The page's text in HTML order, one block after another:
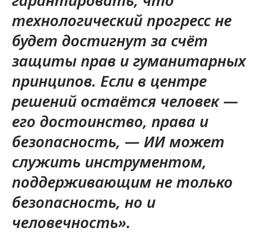
технологический прогресс не
будет достигнут за счёт
защиты прав и гуманитарных
принципов. Если в центре
решений остаётся человек —
его достоинство, права и
безопасность, — ИИ может
служить инструментом,
поддерживающим не только
безопасность, но и
человечность».